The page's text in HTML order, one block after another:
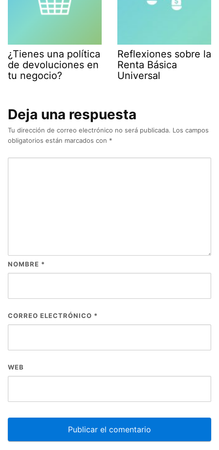
¿Tienes una política
de devoluciones en
tu negocio?
Reflexiones sobre la
Renta Básica
Universal
Deja una respuesta
Tu dirección de correo electrónico no será publicada. Los campos
obligatorios están marcados con *
NOMBRE *
CORREO ELECTRÓNICO *
WEB